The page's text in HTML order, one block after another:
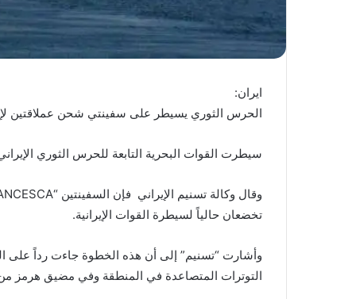
ايران:
الحرس الثوري يسيطر على سفينتي شحن عملاقتين
سيطرت القوات البحرية التابعة للحرس الثوري
تخضعان حالياً لسيطرة القوات الإيرانية.
وأشارت “تسنيم” إلى أن هذه الخطوة جاءت رداً على
التوترات المتصاعدة في المنطقة وفي مضيق هرمز من